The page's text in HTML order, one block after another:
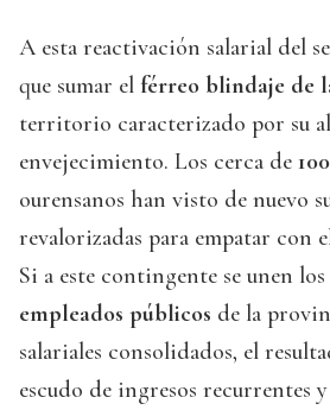
A esta reactivación salarial del
que sumar el férreo blindaje de
territorio caracterizado por su
envejecimiento. Los cerca de
ourensanos han visto de nuevo
revalorizadas para empatar con
Si a este contingente se unen los
empleados públicos de la
salariales consolidados, el
escudo de ingresos recurrentes